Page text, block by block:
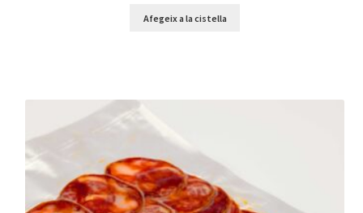
Afegeix a la cistella